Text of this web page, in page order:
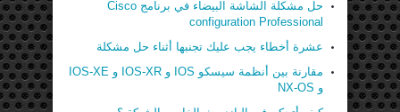
حل مشكلة الشاشة البيضاء في برنامج Cisco
configuration Professional
عشرة أخطاء يجب عليك تجنبها أثناء حل مشكلة
مقارنة بين أنظمة سيسكو IOS و IOS-XR و IOS-XE
و NX-OS